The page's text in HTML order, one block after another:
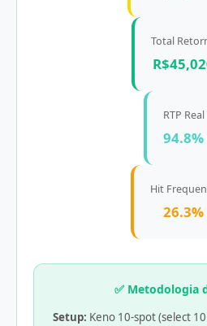
Total
RTP Real
94.8%
Hit
26.3%
✅ Metodologia
Setup: Keno 10-spot (select